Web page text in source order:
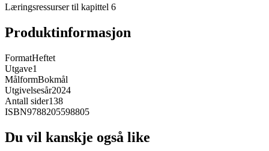
Læringsressurser til kapittel 6
Produktinformasjon
FormatHeftet
Utgave1
MålformBokmål
Utgivelsesår2024
Antall sider138
ISBN9788205598805
Du vil kanskje også like